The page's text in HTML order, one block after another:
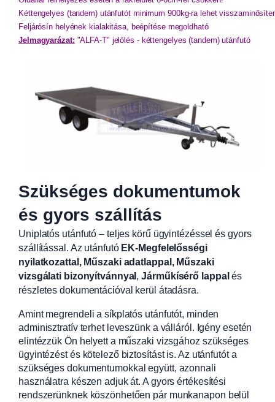
Kéttengelyes (tandem) utánfutót minimum 900kg-ra lehet
Feljárósín helyének kialakitása, beépítése megoldható
Jelmagyarázat: "ALFA-T" jelölés - kéttengelyes (tandem) utánfutó
Szükséges dokumentumok
és gyors szállítás
Uniplatós utánfutó – teljes körű ügyintézéssel és gyors
szállítással. Az utánfutó EK-Megfelelősségi
nyilatkozattal, Műszaki adatlappal, Műszaki
vizsgálati bizonyítvánnyal ,Járműkísérő lappal és
részletes dokumentációval kerül átadásra.
Amint megrendeli a síkplatós utánfutót, minden
adminisztratív terhet leveszünk a válláról. Igény esetén
elintézzük Ön helyett a műszaki vizsgához szükséges
ügyintézést és kötelező biztosítást is. Az utánfutót a
szükséges dokumentumokkal együtt, azonnali
használatra készen adjuk át. A gyors értékesítési
rendszerünknek köszönhetően pár munkanapon belül